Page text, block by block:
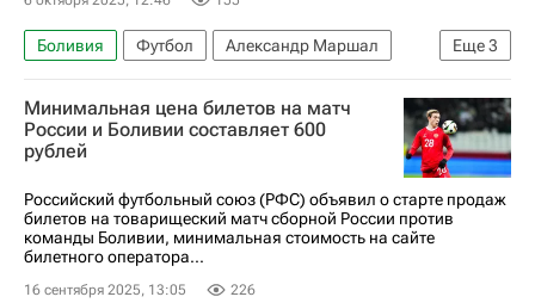
Еще3
Боливия Футбол
Александр Маршал
Международная федерация футбола (ФИФА)
Российский футбольный союз (РФС)
Сборная России по футболу
Минимальная цена билетов на матч
России и Боливии составляет 600
рублей
Российский футбольный союз (РФС) объявил о старте продаж
билетов на товарищеский матч сборной России против
команды Боливии, минимальная стоимость на сайте
билетного оператора...
16 сентября 2025, 13:05 226